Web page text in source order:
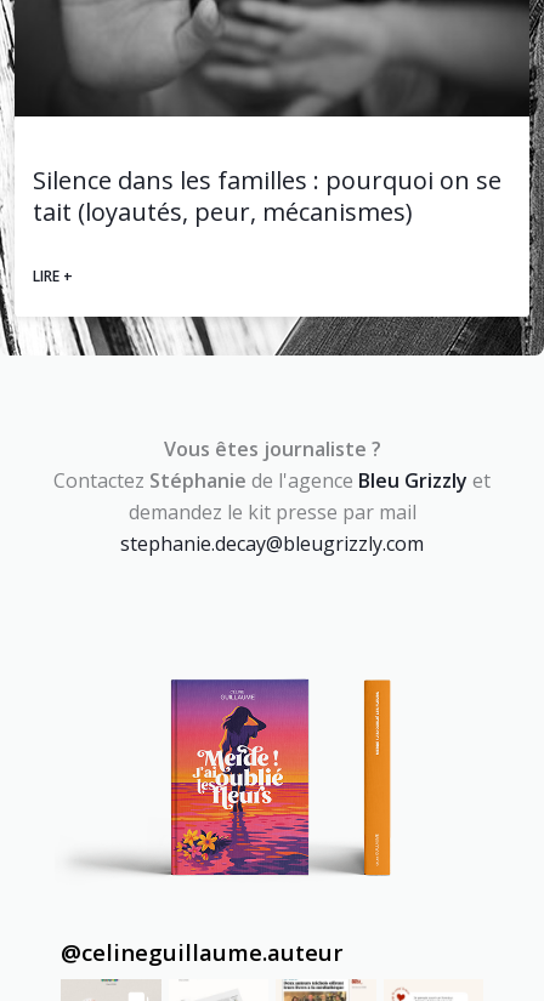
Silence dans les familles : pourquoi on se
tait (loyautés, peur, mécanismes)
LIRE +
Vous êtes journaliste ?
Contactez Stéphanie de l'agence Bleu Grizzly et
demandez le kit presse par mail
stephanie.decay@bleugrizzly.com
@celineguillaume.auteur